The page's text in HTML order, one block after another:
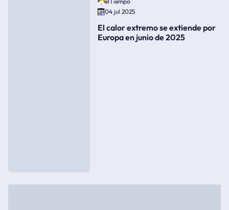
04 jul 2025
El calor extremo se extiende por
Europa en junio de 2025